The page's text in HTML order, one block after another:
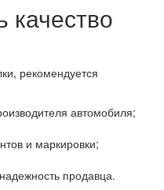
качество
рекомендуется
автомобиля;
и маркировки;
продавца.